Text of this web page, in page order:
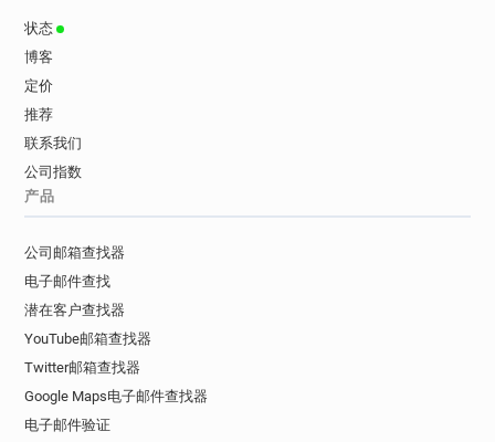
状态
博客
定价
推荐
联系我们
公司指数
产品
公司邮箱查找器
电子邮件查找
潜在客户查找器
YouTube邮箱查找器
Twitter邮箱查找器
Google Maps电子邮件查找器
电子邮件验证